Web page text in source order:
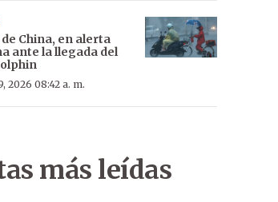
de China, en alerta
ante la llegada del
2026 08:42 a. m.
más leídas